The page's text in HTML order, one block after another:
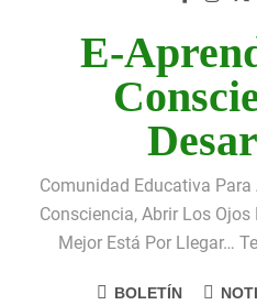
«La kinesina y la
Antonio Machado: el
San Óscar Romero
🌸 La fuerza
«La kinesina y la
E-
Comunidad Educativa
Consciencia, Abrir Los
Mejor Está Por Llegar…
BOLETÍN